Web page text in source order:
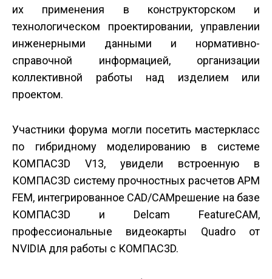
их применения в конструкторском и
технологическом проектировании, управлении
инженерными данными и нормативно­
справочной информацией, организации
коллективной работы над изделием или
проектом.
Участники форума могли посетить мастер­класс
по гибридному моделированию в системе
КОМПАС­3D V13, увидели встроенную в
КОМПАС­3D систему прочностных расчетов APM
FEM, интегрированное CAD/CAM­решение на базе
КОМПАС­3D и Delcam FeatureCAM,
профессиональные видеокарты Quadro от
NVIDIA для работы с КОМПАС­3D.